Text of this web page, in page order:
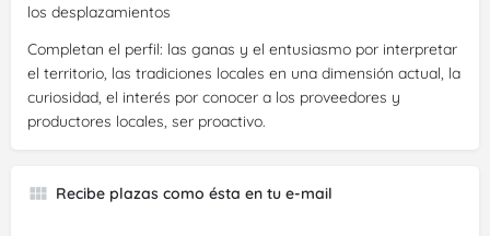
los desplazamientos
Completan el perfil: las ganas y el entusiasmo por interpretar
el territorio, las tradiciones locales en una dimensión actual, la
curiosidad, el interés por conocer a los proveedores y
productores locales, ser proactivo.
Recibe plazas como ésta en tu e-mail